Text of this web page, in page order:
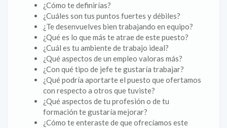
¿Cómo te definirías?
¿Cuáles son tus puntos fuertes y débiles?
¿Te desenvuelves bien trabajando en equipo?
¿Qué es lo que más te atrae de este puesto?
¿Cuál es tu ambiente de trabajo ideal?
¿Qué aspectos de un empleo valoras más?
¿Con qué tipo de jefe te gustaría trabajar?
¿Qué podría aportarte el puesto que ofertamos
con respecto a otros que tuviste?
¿Qué aspectos de tu profesión o de tu
formación te gustaría mejorar?
¿Cómo te enteraste de que ofrecíamos este